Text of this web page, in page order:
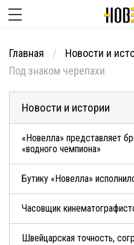
Главная
Новости и
Под знаком черепахи
Новости и истории
«Новелла» представляет
«водного чемпиона»
Бутику «Новелла»
Часовщик
Швейцарская точность,